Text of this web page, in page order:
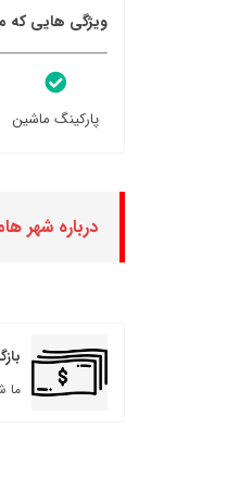
ویژگی هایی که
پارکینگ ماشین
درباره شهر
بازگشت
ما